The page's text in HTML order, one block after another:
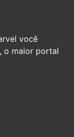
você
o maior portal